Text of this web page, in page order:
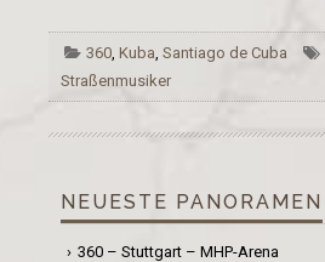
360 ,Kuba ,Santiago de Cuba
Straßenmusiker
NEUESTE PANORAMEN
360 – Stuttgart – MHP-Arena